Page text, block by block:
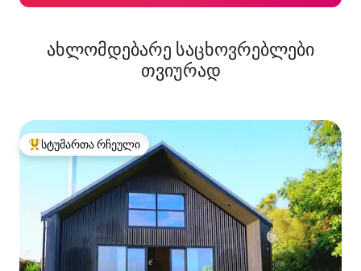
ახლომდებარე საცხოვრებლები
თვიურად
სტუმართა რჩეული მოწინავე ვარიანტი
სტუმართა რჩეული